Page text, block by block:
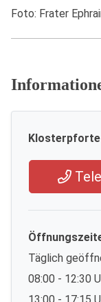
Foto: Frater
Täglich
08:00 - 12:30